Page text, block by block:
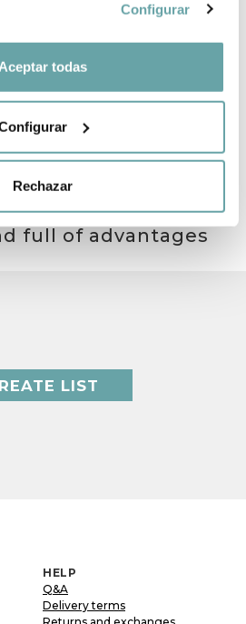
Configurar
todas
Rechazar
BABY LIST
full of advantages
LIST
HELP
Q&A
Delivery terms